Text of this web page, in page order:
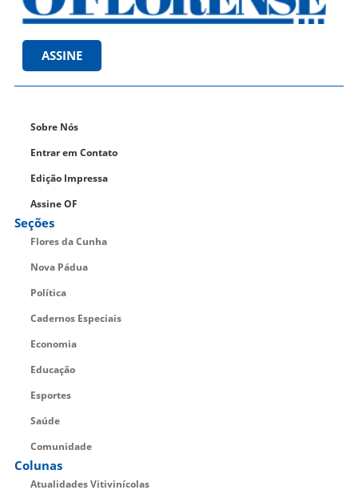
ASSINE
Sobre Nós
Entrar em Contato
Edição Impressa
Assine OF
Seções
Flores da Cunha
Nova Pádua
Política
Cadernos Especiais
Economia
Educação
Esportes
Saúde
Comunidade
Colunas
Atualidades Vitivinícolas